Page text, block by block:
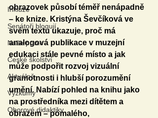
Inkluze
Senátoři blogují
Naše praxe
České školství
Aktuálně
Výzkumy
Oborové didaktiky
obrazovek působí téměř nenápadně
– ke knize. Kristýna Ševčíková ve
svém textu ukazuje, proč má
analogová publikace v muzejní
edukaci stále pevné místo a jak
může podpořit rozvoj vizuální
gramotnosti i hlubší porozumění
umění. Nabízí pohled na knihu jako
na prostředníka mezi dítětem a
obrazem – pomalého,